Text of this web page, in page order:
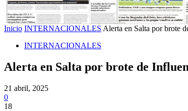
Inicio INTERNACIONALES Alerta en Salta por brote
INTERNACIONALES
Alerta en Salta por brote de
21 abril, 2025
0
18